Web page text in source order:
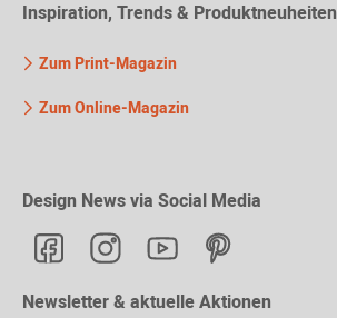
Inspiration, Trends & Produktneuheiten
Zum Print-Magazin
Zum Online-Magazin
Design News via Social Media
Newsletter & aktuelle Aktionen